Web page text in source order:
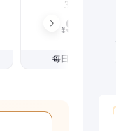
3个月
¥99
每日仅1.08元